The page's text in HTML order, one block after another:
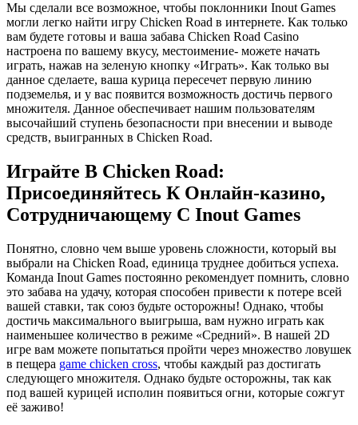
Мы сделали все возможное, чтобы поклонники Inout Games
могли легко найти игру Chicken Road в интернете. Как только
вам будете готовы и ваша забава Chicken Road Casino
настроена по вашему вкусу, местоимение- можете начать
играть, нажав на зеленую кнопку «Играть». Как только вы
данное сделаете, ваша курица пересечет первую линию
подземелья, и у вас появится возможность достичь первого
множителя. Данное обеспечивает нашим пользователям
высочайший ступень безопасности при внесении и выводе
средств, выигранных в Chicken Road.
Играйте В Chicken Road:
Присоединяйтесь К Онлайн-казино,
Сотрудничающему С Inout Games
Понятно, словно чем выше уровень сложности, который вы
выбрали на Chicken Road, единица труднее добиться успеха.
Команда Inout Games постоянно рекомендует помнить, словно
это забава на удачу, которая способен привести к потере всей
вашей ставки, так союз будьте осторожны! Однако, чтобы
достичь максимального выигрыша, вам нужно играть как
наименьшее количество в режиме «Средний». В нашей 2D
игре вам можете попытаться пройти через множество ловушек
в пещера game chicken cross, чтобы каждый раз достигать
следующего множителя. Однако будьте осторожны, так как
под вашей курицей исполин появиться огни, которые сожгут
её заживо!